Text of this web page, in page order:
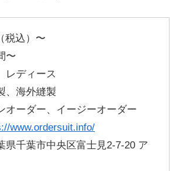
税込）〜
〜
レディース
、海外縫製
オーダー、イージーオーダー
www.ordersuit.info/
県千葉市中央区富士見2-7-20 ア